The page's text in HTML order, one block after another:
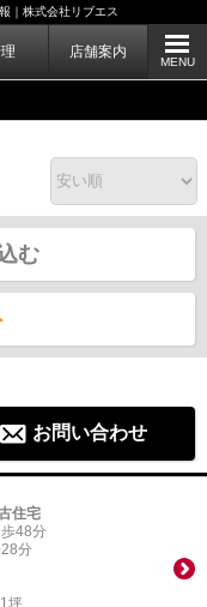
｜株式会社リブエス
店舗案内
MENU
む
お問い合わせ
住宅
歩48分
28分
坪